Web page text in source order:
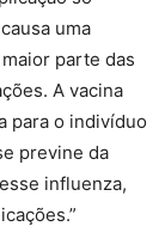
uma
parte das
A vacina
para o indivíduo
previne da
influenza,